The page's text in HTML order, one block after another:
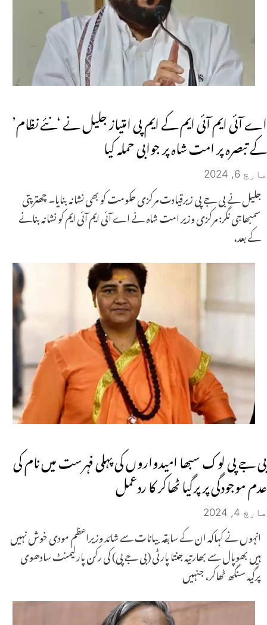
اے آئی ایم آئی ایم کے ایم پی امتیاز جلیل نے ‘نئے نظام’
کے تبصرہ پر امت شاہ پر جوابی حملہ کیا
مارچ 6, 2024
جلیل نے بی جے پی زیرقیادت مرکزی حکومت کو بھی نشانہ بنایا۔ چھترپتی
سمبھاجی نگر: مرکزی وزیر امت شاہ نے اے آئی ایم آئی ایم کو نشانہ بنانے
کے بعد،
بی جے پی لوک سبھا امیدواروں کی پہلی فہرست میں نام کی
عدم موجودگی پر پرگیا ٹھاکر کا ردعمل
مارچ 4, 2024
انہوں نے کہاکہ ان کے سابقہ بیانات سے شائد وزیراعظم مودی خوش نہیں
ہیں بھوپال سے بھارتیہ جنتا پارٹی (بی جے پی) کی رکن پارلیمنٹ سادھوی
پرگیہ سنگھ ٹھاکر، جنہیں